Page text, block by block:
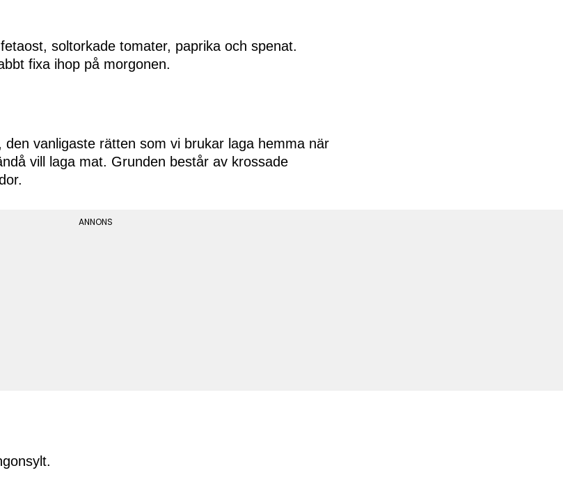
soltorkade tomater, paprika och spenat.
fixa ihop på morgonen.
den vanligaste rätten som vi brukar laga hemma när
vill laga mat. Grunden består av krossade